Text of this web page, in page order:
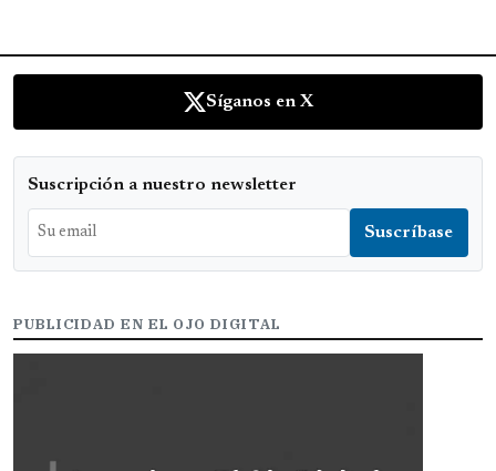
Síganos en X
Suscripción a nuestro newsletter
PUBLICIDAD EN EL OJO DIGITAL